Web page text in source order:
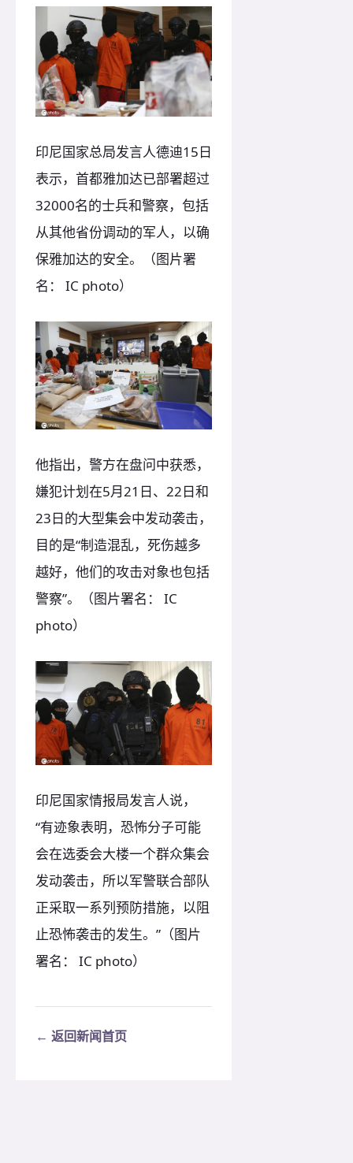
印尼国家总局发言人德迪15日
表示，首都雅加达已部署超过
32000名的士兵和警察，包括
从其他省份调动的军人，以确
保雅加达的安全。（图片署
名： IC photo）
他指出，警方在盘问中获悉，
嫌犯计划在5月21日、22日和
23日的大型集会中发动袭击，
目的是“制造混乱，死伤越多
越好，他们的攻击对象也包括
警察”。（图片署名： IC
photo）
印尼国家情报局发言人说，
“有迹象表明，恐怖分子可能
会在选委会大楼一个群众集会
发动袭击，所以军警联合部队
正采取一系列预防措施，以阻
止恐怖袭击的发生。”（图片
署名： IC photo）
← 返回新闻首页